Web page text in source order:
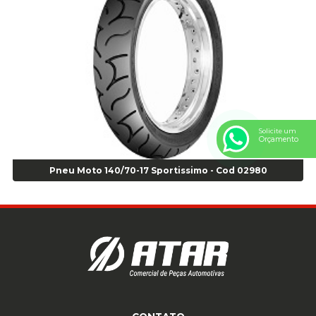
Anel Centralizador Renault 4pçs - Marrom - Cod 01467
Anel Centralizador Toyota 4pçs - Preto - Cod 01335
Anel Centralizador VW 4pçs - Laranja - Cod 00520
Anel de vedação Jumbo OR-224 TG - Cod: 03749
Anel de vedação Jumbo OR-449 Cod: 03752
Anel p/ montagem de pneu s/cam aro 22,5 - Cod 00166
Anel para Montagem do Pneu Sem Câmara Aro 24,5 - Cod 02935
Anel para Vedação OR 25 - Cod 01766
Anel para Vedação OR 325 - Cod 03390
Anel para Vedação OR 325 Nacional -Cod 01768
Anel para Vedação OR 335 Importado - Cod 01771
Anel para Vedação OR 339 - Cod 01772
Pneu Moto 140/70-17 Sportissimo - Cod 02980
Solicite um
Orçamento